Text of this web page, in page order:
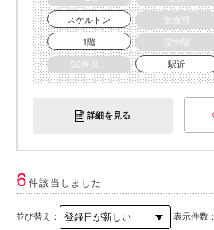
スケルトン
飲食可
1階
空中階
50坪以上
駅近
詳細を見る
6件該当しました
並び替え： 表示件数：